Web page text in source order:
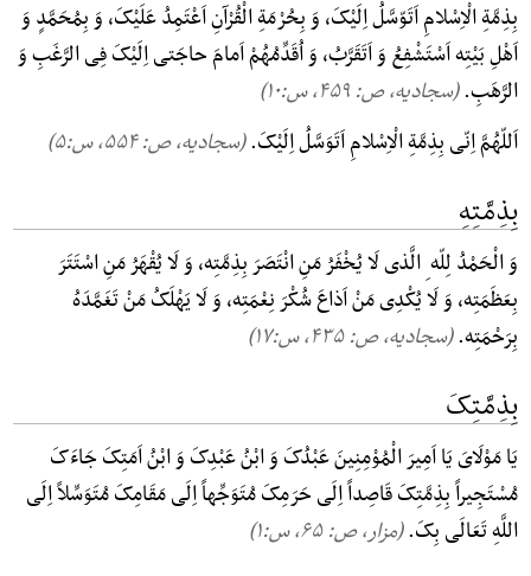
بِذِمَّةِ الْاِسْلامِ اَتَوّسَّلُ اِلَیْکَ، وَ بِحُرْمَةِ الْقُرْآنِ اَعْتَمِدُ عَلَیْکَ، وَ بِمُحَمَّدٍ وَ
اَهْلِ بَیْتِه اَسْتَشْفِعُ وَ اَتَقَرَّبُ، وَ اُقَدِّمُهُمْ اَمامَ حاجَتی اِلَیْکَ فِی الرَّغَبِ وَ
الرَّهَبِ.(سجادیه، ص: ۴۵۹, س:۱۰)
اَللّهُمَّ اِنّی بِذِمَّةِ الْاِسْلامِ اَتَوَسَّلُ اِلَیْکَ.(سجادیه، ص: ۵۵۴, س:۵)
بِذِمَّتِهِ
وَ الْحَمْدُ لِلّه ِ الَّذی لَا یُخْفَرُ مَنِ انْتَصَرَ بِذِمَّتِه، وَ لَا یُقْهَرُ مَنِ اسْتَتَرَ
بِعَظَمَتِه، وَ لَا یُکْدِی مَنْ اَذاعَ شُکْرَ نِعْمَتِه، وَ لَا یَهْلَکُ مَنْ تَغَمَّدَهُ
بِرَحْمَتِه.(سجادیه، ص: ۴۳۵, س:۱۷)
بِذِمَّتِکَ
یَا مَوْلَایَ یَا اَمِیرَ الْمُوْمِنِینَ عَبْدُکَ وَ ابْنُ عَبْدِکَ وَ ابْنُ اَمَتِکَ جَاءَکَ
مُسْتَجِیراً بِذِمَّتِکَ قَاصِداً اِلَی حَرَمِکَ مُتَوَجِّهاً اِلَی مَقَامِکَ مُتَوَسِّلاً اِلَی
اللَّهِ تَعَالَی بِکَ.(مزار، ص: ۶۵, س:۱)